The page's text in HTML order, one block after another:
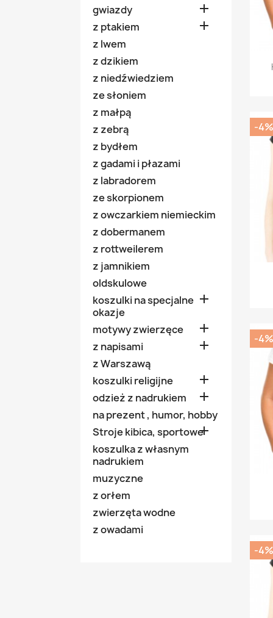
gwiazdy

z ptakiem 
z lwem
z dzikiem
z niedźwiedziem
ze słoniem
z małpą
z zebrą
z bydłem
z gadami i płazami
z labradorem
ze skorpionem
z owczarkiem niemieckim
z dobermanem
z rottweilerem
z jamnikiem
oldskulowe
koszulki na specjalne
okazje

motywy zwierzęce 
z napisami 
z Warszawą
koszulki religijne

odzież z nadrukiem 
na prezent , humor, hobby
Stroje kibica, sportowe
koszulka z własnym
nadrukiem
muzyczne
z orłem
zwierzęta wodne
z owadami
-4%
-4%
-4%